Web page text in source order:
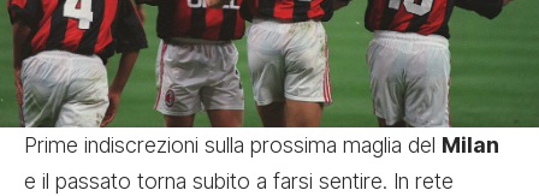
Prime indiscrezioni sulla prossima maglia del Milan
e il passato torna subito a farsi sentire. In rete